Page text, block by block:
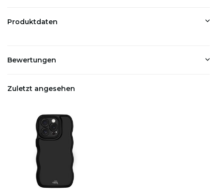
Produktdaten
Bewertungen
Zuletzt angesehen